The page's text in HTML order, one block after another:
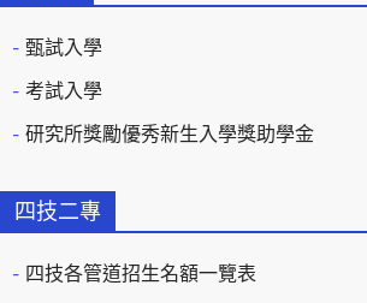
甄試入學
考試入學
研究所獎勵優秀新生入學獎助學金
四技二專
四技各管道招生名額一覽表